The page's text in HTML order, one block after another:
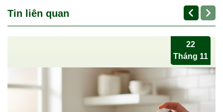
Tin liên quan
22
Tháng 11